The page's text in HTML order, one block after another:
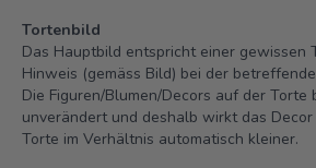
Tortenbild
Das Hauptbild entspricht einer gewissen
Hinweis (gemäss Bild) bei der
Die Figuren/Blumen/Decors auf der Torte
unverändert und deshalb wirkt das
Torte im Verhältnis automatisch kleiner.